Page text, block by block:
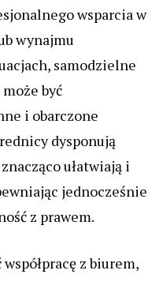
wsparcia w
wynajmu
samodzielne
być
i obarczone
dysponują
ułatwiają i
jednocześnie
z prawem.
z biurem,